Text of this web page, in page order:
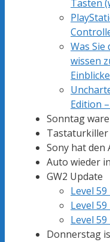
Tasten
Was Sie
wissen
Edition
Sonntag
Sony hat den
Auto wieder
GW2 Update
Level
Level
Level
Donnerstag